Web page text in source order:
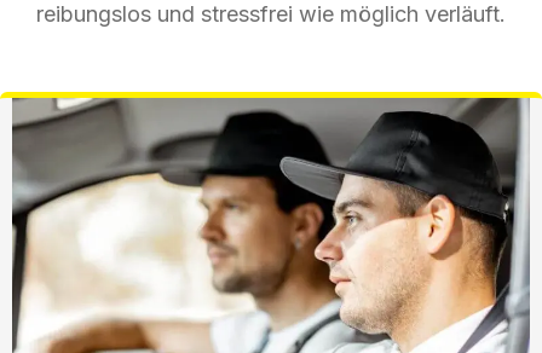
reibungslos und stressfrei wie möglich verläuft.